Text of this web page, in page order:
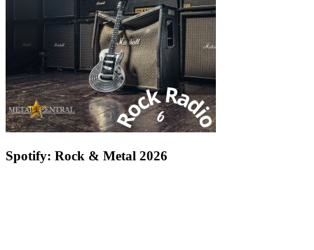
Spotify: Rock & Metal 2026